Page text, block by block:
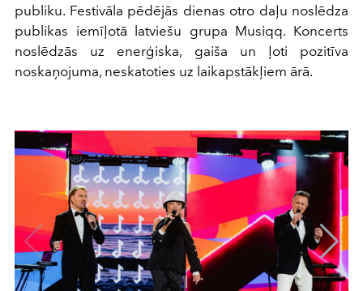
publiku. Festivāla pēdējās dienas otro daļu noslēdza
publikas iemīļotā latviešu grupa Musiqq. Koncerts
noslēdzās uz enerģiska, gaiša un ļoti pozitīva
noskaņojuma, neskatoties uz laikapstākļiem ārā.